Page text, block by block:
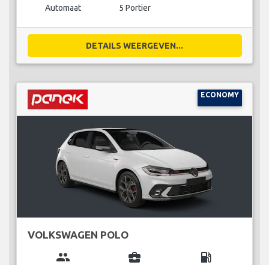
Automaat 5 Portier
DETAILS WEERGEVEN...
ECONOMY
VOLKSWAGEN POLO
group business_center local_gas_station